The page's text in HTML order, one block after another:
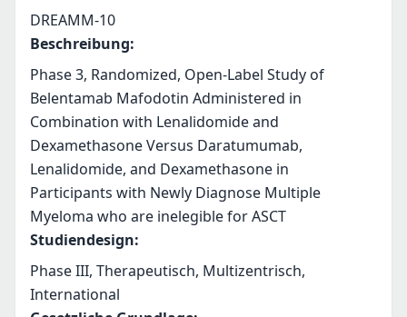
DREAMM-10
Beschreibung:
Phase 3, Randomized, Open-Label Study of
Belentamab Mafodotin Administered in
Combination with Lenalidomide and
Dexamethasone Versus Daratumumab,
Lenalidomide, and Dexamethasone in
Participants with Newly Diagnose Multiple
Myeloma who are inelegible for ASCT
Studiendesign:
Phase III, Therapeutisch, Multizentrisch,
International